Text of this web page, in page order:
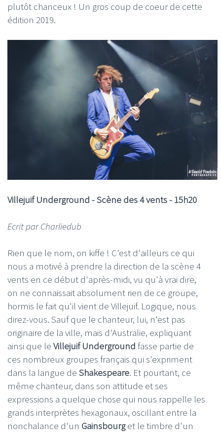
plutôt chanceux ! Un gros coup de coeur de cette
édition 2019.
Villejuif Underground -Scène des 4 vents - 15h20
Ecrit par Charliedub
Rien que le nom, on kiffe ! C'est d'ailleurs ce qui
nous a motivé à prendre la direction de la scène 4
vents en ce début d'après-midi, vu qu'à vrai dire,
on ne connaissait absolument rien de ce groupe,
hormis le fait qu'il vient de Villejuif. Logique, nous
direz-vous. Sauf que le chanteur, lui, n'est pas
originaire de la ville, mais d'Australie, expliquant
ainsi que le Villejuif Underground fasse partie de
ces nombreux groupes français qui s'expriment
dans la langue de Shakespeare. Et pourtant, ce
même chanteur, dans son attitude et ses
expressions a quelque chose qui nous rappelle les
grands interprètes hexagonaux, oscillant entre la
nonchalance d'un Gainsbourget le timbre d'un